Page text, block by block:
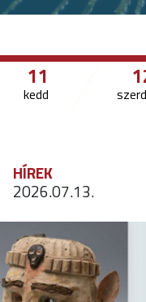
11
kedd
HÍREK
2026.07.13.